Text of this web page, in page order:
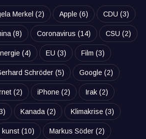
Merkel (2) Apple (6) CDU (3)
(8) Coronavirus (14) CSU (2)
(4) EU (3) Film (3)
Schröder (5) Google (2)
(2) iPhone (2) Irak (2)
Kanada (2) Klimakrise (3)
kunst (10) Markus Söder (2)